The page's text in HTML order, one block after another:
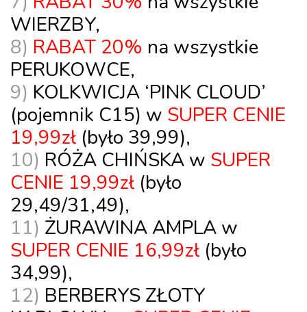
WIERZBY,
8) RABAT 20% na wszystkie
PERUKOWCE,
9) KOLKWICJA ‘PINK CLOUD’
(pojemnik C15) w SUPER CENIE
19,99zł (było 39,99),
10) RÓŻA CHIŃSKA w SUPER
CENIE 19,99zł (było
29,49/31,49),
11) ŻURAWINA AMPLA w
SUPER CENIE 16,99zł (było
34,99),
12) BERBERYS ZŁOTY